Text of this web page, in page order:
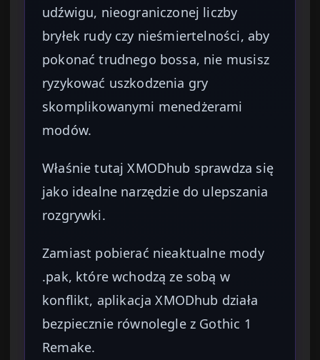
udźwigu, nieograniczonej liczby
bryłek rudy czy nieśmiertelności, aby
pokonać trudnego bossa, nie musisz
ryzykować uszkodzenia gry
skomplikowanymi menedżerami
modów.
Właśnie tutaj XMODhub sprawdza się
jako idealne narzędzie do ulepszania
rozgrywki.
Zamiast pobierać nieaktualne mody
.pak, które wchodzą ze sobą w
konflikt, aplikacja XMODhub działa
bezpiecznie równolegle z Gothic 1
Remake.